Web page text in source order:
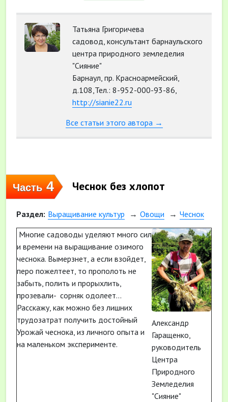
Татьяна Григоричева
садовод, консультант барнаульского
центра природного земледелия
"Сияние"
Барнаул, пр. Красноармейский,
д.108,Тел.: 8-952-000-93-86,
http://sianie22.ru
Все статьи этого автора →
Часть4 Чеснок без хлопот
Раздел: Выращивание культур Овощи
Чеснок
Многие садоводы уделяют много сил
и времени на выращивание озимого
чеснока. Вымерзнет, а если взойдет,
перо пожелтеет, то прополоть не
забыть, полить и прорыхлить,
прозевали- сорняк одолеет...
Расскажу, как можно без лишних
трудозатрат получить достойный
Урожай чеснока, из личного опыта и
на маленьком эксперименте.
Александр
Гаращенко,
руководитель
Центра
Природного
Земледелия
"Сияние"